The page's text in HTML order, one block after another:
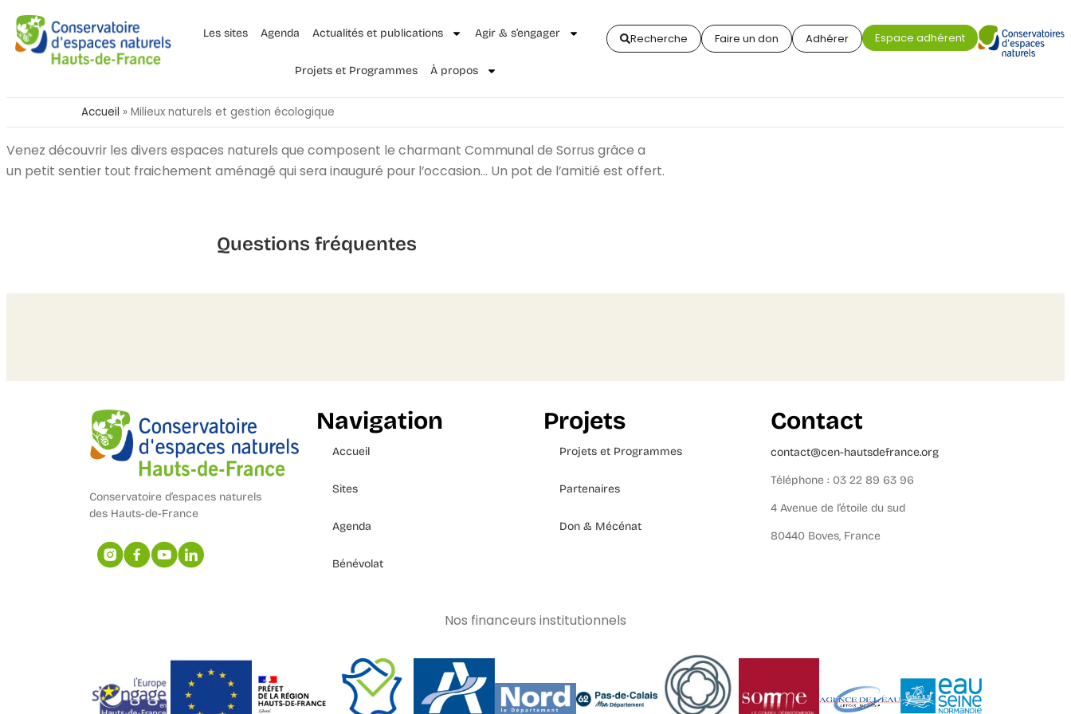
Les sites Agenda Actualités et publications Agir & s’engager
Projets et Programmes À propos
Recherche Faire un don Adhérer Espace adhérent
Accueil » Milieux naturels et gestion écologique
Venez découvrir les divers espaces naturels que composent le charmant Communal de Sorrus grâce a
un petit sentier tout fraichement aménagé qui sera inauguré pour l’occasion… Un pot de l’amitié est offert.
Questions fréquentes
Conservatoire d’espaces naturels
des Hauts-de-France
Navigation
Accueil
Sites
Agenda
Bénévolat
Projets
Projets et Programmes
Partenaires
Don & Mécénat
Contact
contact@cen-hautsdefrance.org
Téléphone : 03 22 89 63 96
4 Avenue de l’étoile du sud
80440 Boves, France
Nos financeurs institutionnels